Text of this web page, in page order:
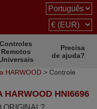
Controles
Remotos
Precisa
de ajuda?
HARWOOD > Controle
HARWOOD HNI6696
ORIGINAL?